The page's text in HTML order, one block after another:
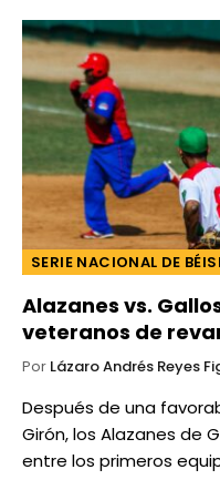
SERIE NACIONAL DE
Alazanes vs.
veteranos de
Por Lázaro Andrés Reyes
Después de una
Girón, los Alazanes de
entre los primeros